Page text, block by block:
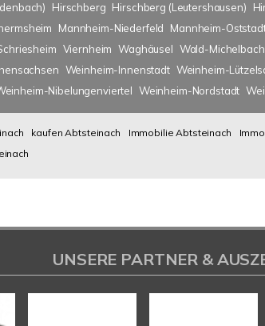
Hirschberg Hirschberg (Leutershausen)
Mannheim-Niederfeld Mannheim-
Viernheim Waghäusel Wald-Michelbach
Weinheim-Innenstadt Weinheim-
Nibelungenviertel Weinheim-Nordstadt
kaufen Abtsteinach Immobilie Abtsteinach
UNSERE PARTNER &